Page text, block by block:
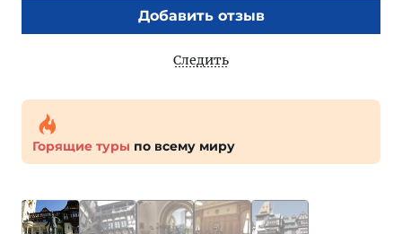
Добавить отзыв
Следить
Горящие туры по всему миру